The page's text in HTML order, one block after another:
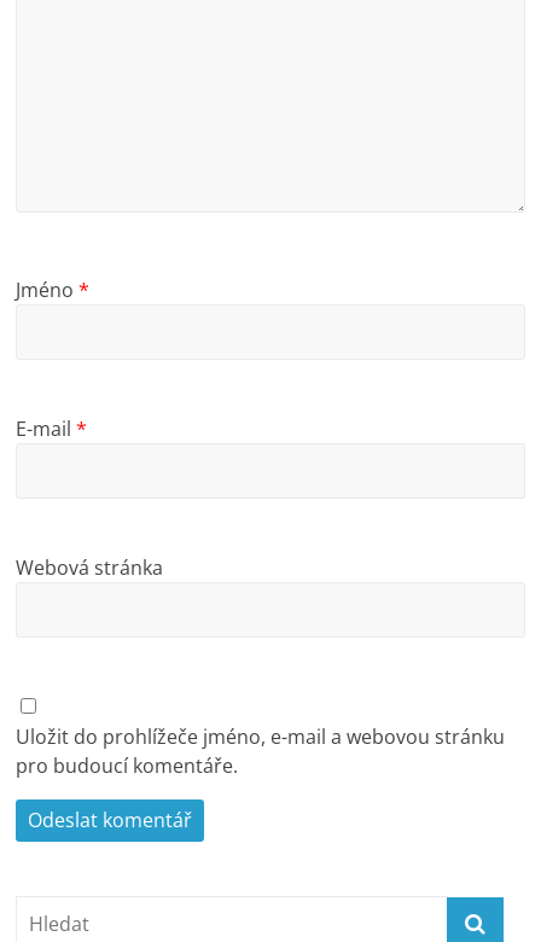
Jméno*
E-mail*
Webová stránka
Uložit do prohlížeče jméno, e-mail a webovou stránku
pro budoucí komentáře.